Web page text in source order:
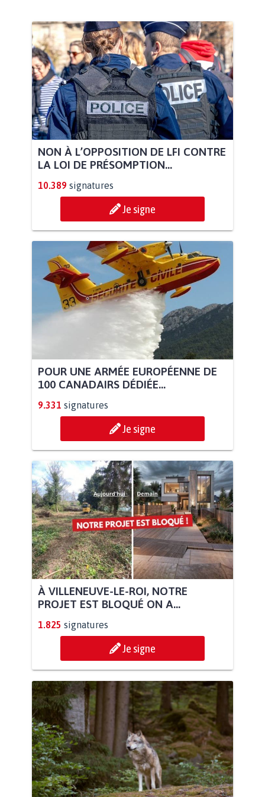
NON À L’OPPOSITION DE LFI CONTRE
LA LOI DE PRÉSOMPTION...
10.389 signatures
Je signe
POUR UNE ARMÉE EUROPÉENNE DE
100 CANADAIRS DÉDIÉE...
9.331 signatures
Je signe
À VILLENEUVE-LE-ROI, NOTRE
PROJET EST BLOQUÉ ON A...
1.825 signatures
Je signe